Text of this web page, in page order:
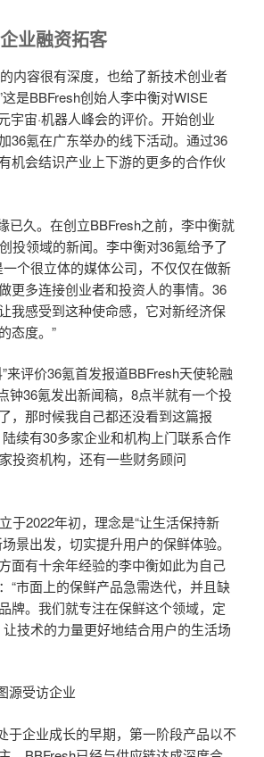
业融资拓客
内容很有深度，也给了新技术创业者
是BBFresh创始人李中衡对WISE
宇宙·机器人峰会的评价。开始创业
36氪在广东举办的线下活动。通过36
机会结识产业上下游的更多的合作伙
已久。在创立BBFresh之前，李中衡就
投领域的新闻。李中衡对36氪给予了
一个很立体的媒体公司，不仅仅在做新
更多连接创业者和投资人的事情。36
我感受到这种使命感，它对新经济保
态度。”
来评价36氪首发报道BBFresh天使轮融
钟36氪发出新闻稿，8点半就有一个投
，那时候我自己都还没看到这篇报
续有30多家企业和机构上门联系合作
投资机构，还有一些财务顾问
于2022年初，理念是“让生活保持新
景出发，切实提升用户的保鲜体验。
面有十余年经验的李中衡如此为自己
“市面上的保鲜产品急需迭代，并且缺
牌。我们就专注在保鲜这个领域，定
让技术的力量更好地结合用户的生活场
源受访企业
于企业成长的早期，第一阶段产品以不